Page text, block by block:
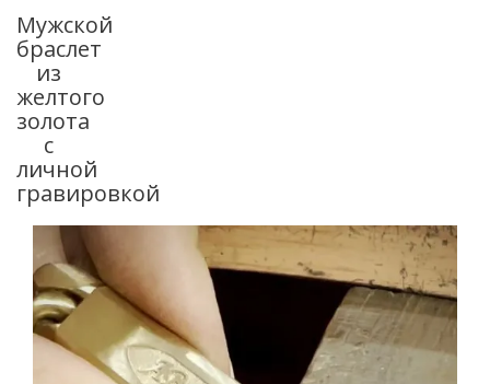
Мужской
браслет
из
желтого
золота
с
личной
гравировкой